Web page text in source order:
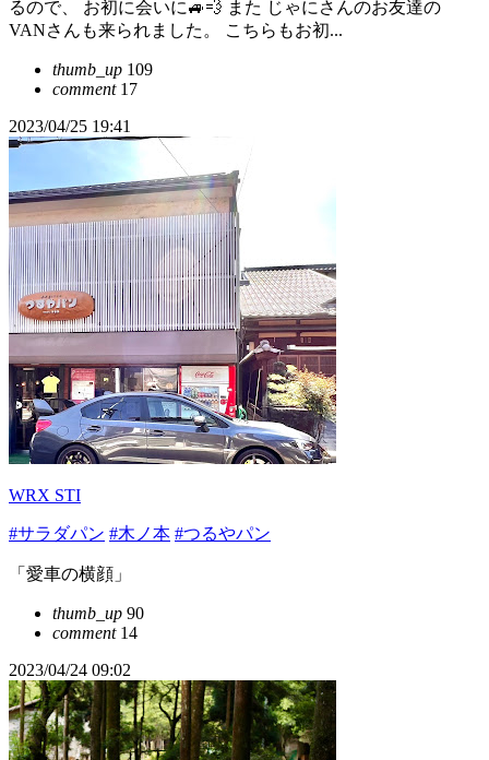
るので、 お初に会いに🚙💨 また じゃにさんのお友達の
VANさんも来られました。 こちらもお初...
thumb_up 109
comment17
2023/04/25 19:41
WRX STI
#サラダパン #木ノ本 #つるやパン
「愛車の横顔」
thumb_up 90
comment14
2023/04/24 09:02